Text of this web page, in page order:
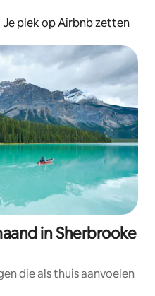
Je plek op Airbnb zetten
in Sherbrooke
die als thuis aanvoelen